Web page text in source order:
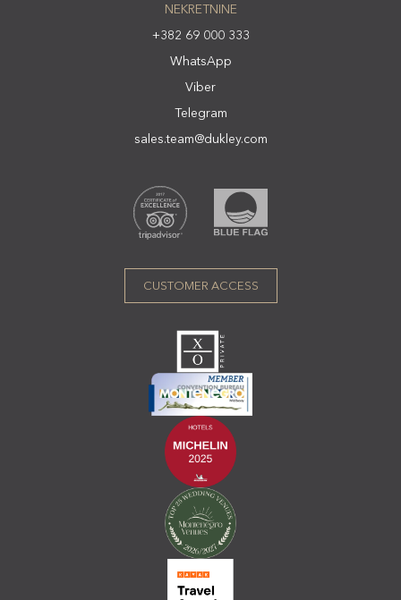
NEKRETNINE
+382 69 000 333
WhatsApp
Viber
Telegram
sales.team@dukley.com
CUSTOMER ACCESS